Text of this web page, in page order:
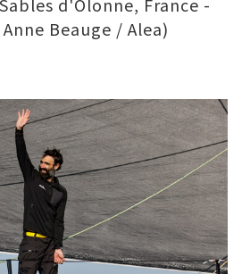
d'Olonne, France -
Beauge / Alea)